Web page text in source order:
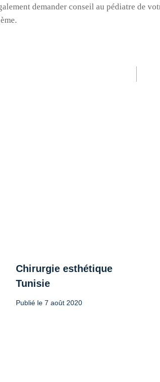
demander conseil au pédiatre de
Chirurgie esthétique
Tunisie
Publié le 7 août 2020